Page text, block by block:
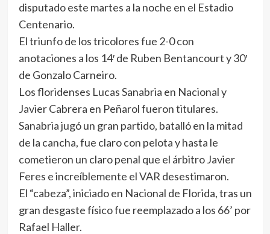
disputado este martes a la noche en el Estadio
Centenario.
El triunfo de los tricolores fue 2-0 con
anotaciones a los 14′ de Ruben Bentancourt y 30′
de Gonzalo Carneiro.
Los floridenses Lucas Sanabria en Nacional y
Javier Cabrera en Peñarol fueron titulares.
Sanabria jugó un gran partido, batalló en la mitad
de la cancha, fue claro con pelota y hasta le
cometieron un claro penal que el árbitro Javier
Feres e increíblemente el VAR desestimaron.
El “cabeza”, iniciado en Nacional de Florida, tras un
gran desgaste físico fue reemplazado a los 66’ por
Rafael Haller.